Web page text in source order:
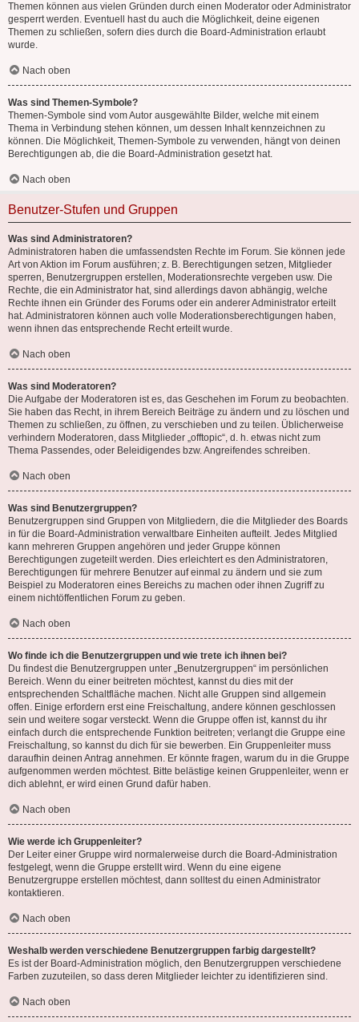
Themen können aus vielen Gründen durch einen Moderator oder Administrator
gesperrt werden. Eventuell hast du auch die Möglichkeit, deine eigenen
Themen zu schließen, sofern dies durch die Board-Administration erlaubt
wurde.
Nach oben
Was sind Themen-Symbole?
Themen-Symbole sind vom Autor ausgewählte Bilder, welche mit einem
Thema in Verbindung stehen können, um dessen Inhalt kennzeichnen zu
können. Die Möglichkeit, Themen-Symbole zu verwenden, hängt von deinen
Berechtigungen ab, die die Board-Administration gesetzt hat.
Nach oben
Benutzer-Stufen und Gruppen
Was sind Administratoren?
Administratoren haben die umfassendsten Rechte im Forum. Sie können jede
Art von Aktion im Forum ausführen; z. B. Berechtigungen setzen, Mitglieder
sperren, Benutzergruppen erstellen, Moderationsrechte vergeben usw. Die
Rechte, die ein Administrator hat, sind allerdings davon abhängig, welche
Rechte ihnen ein Gründer des Forums oder ein anderer Administrator erteilt
hat. Administratoren können auch volle Moderationsberechtigungen haben,
wenn ihnen das entsprechende Recht erteilt wurde.
Nach oben
Was sind Moderatoren?
Die Aufgabe der Moderatoren ist es, das Geschehen im Forum zu beobachten.
Sie haben das Recht, in ihrem Bereich Beiträge zu ändern und zu löschen und
Themen zu schließen, zu öffnen, zu verschieben und zu teilen. Üblicherweise
verhindern Moderatoren, dass Mitglieder „offtopic“, d. h. etwas nicht zum
Thema Passendes, oder Beleidigendes bzw. Angreifendes schreiben.
Nach oben
Was sind Benutzergruppen?
Benutzergruppen sind Gruppen von Mitgliedern, die die Mitglieder des Boards
in für die Board-Administration verwaltbare Einheiten aufteilt. Jedes Mitglied
kann mehreren Gruppen angehören und jeder Gruppe können
Berechtigungen zugeteilt werden. Dies erleichtert es den Administratoren,
Berechtigungen für mehrere Benutzer auf einmal zu ändern und sie zum
Beispiel zu Moderatoren eines Bereichs zu machen oder ihnen Zugriff zu
einem nichtöffentlichen Forum zu geben.
Nach oben
Wo finde ich die Benutzergruppen und wie trete ich ihnen bei?
Du findest die Benutzergruppen unter „Benutzergruppen“ im persönlichen
Bereich. Wenn du einer beitreten möchtest, kannst du dies mit der
entsprechenden Schaltfläche machen. Nicht alle Gruppen sind allgemein
offen. Einige erfordern erst eine Freischaltung, andere können geschlossen
sein und weitere sogar versteckt. Wenn die Gruppe offen ist, kannst du ihr
einfach durch die entsprechende Funktion beitreten; verlangt die Gruppe eine
Freischaltung, so kannst du dich für sie bewerben. Ein Gruppenleiter muss
daraufhin deinen Antrag annehmen. Er könnte fragen, warum du in die Gruppe
aufgenommen werden möchtest. Bitte belästige keinen Gruppenleiter, wenn er
dich ablehnt, er wird einen Grund dafür haben.
Nach oben
Wie werde ich Gruppenleiter?
Der Leiter einer Gruppe wird normalerweise durch die Board-Administration
festgelegt, wenn die Gruppe erstellt wird. Wenn du eine eigene
Benutzergruppe erstellen möchtest, dann solltest du einen Administrator
kontaktieren.
Nach oben
Weshalb werden verschiedene Benutzergruppen farbig dargestellt?
Es ist der Board-Administration möglich, den Benutzergruppen verschiedene
Farben zuzuteilen, so dass deren Mitglieder leichter zu identifizieren sind.
Nach oben